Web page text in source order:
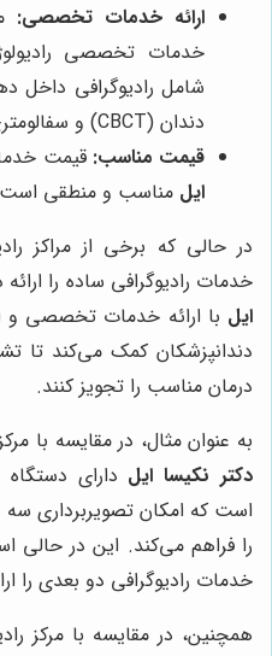
ارائه خدمات تخصصی:
خدمات تخصصی
شامل رادیوگرافی داخل
دندان (CBCT) و سفالومتری است.
قیمت مناسب: قیمت
ایل مناسب و منطقی
در حالی که برخی از مراکز
خدمات رادیوگرافی ساده را ارائه
ایل با ارائه خدمات تخصصی و
دندانپزشکان کمک می‌کند تا
درمان مناسب را تجویز کنند.
به عنوان مثال، در مقایسه با
دکتر نکیسا ایل
است که امکان تصویربرداری
را فراهم می‌کند. این در حالی
خدمات رادیوگرافی دو بعدی را
همچنین، در مقایسه با مرکز